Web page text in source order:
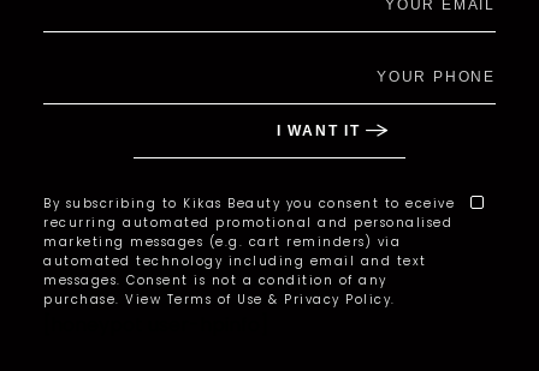
By subscribing to Kikas Beauty you consent to eceive
recurring automated promotional and personalised
marketing messages (e.g. cart reminders) via
automated technology including email and text
messages. Consent is not a condition of any
purchase. View Terms of Use & Privacy Policy.